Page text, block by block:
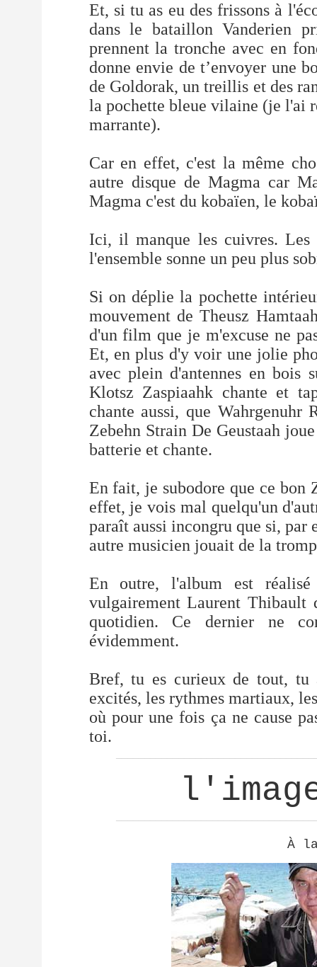
Et, si tu as eu des frissons à
dans le bataillon Vanderien
prennent la tronche avec en
donne envie de t’envoyer une
de Goldorak, un treillis et des
la pochette bleue vilaine (je l'ai
marrante).
Car en effet, c'est la même
autre disque de Magma car
Magma c'est du kobaïen, le
Ici, il manque les cuivres. Les
l'ensemble sonne un peu plus
Si on déplie la pochette
mouvement de Theusz
d'un film que je m'excuse ne
Et, en plus d'y voir une jolie
avec plein d'antennes en bois
Klotsz Zaspiaahk chante et
chante aussi, que Wahrgenuhr
Zebehn Strain De Geustaah
batterie et chante.
En fait, je subodore que ce bon
effet, je vois mal quelqu'un
paraît aussi incongru que si, par
autre musicien jouait de la
En outre, l'album est
vulgairement Laurent Thibault
quotidien. Ce dernier ne
évidemment.
Bref, tu es curieux de tout, tu
excités, les rythmes martiaux,
où pour une fois ça ne cause
toi.
À